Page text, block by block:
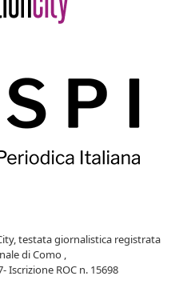
testata giornalistica registrata
di Como ,
Iscrizione ROC n. 15698